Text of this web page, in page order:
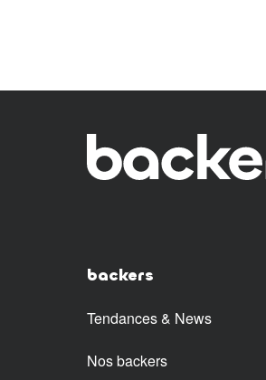
backers
Tendances & News
Nos backers